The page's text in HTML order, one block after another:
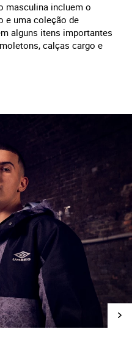
masculina incluem o
e uma coleção de
alguns itens importantes
calças cargo e